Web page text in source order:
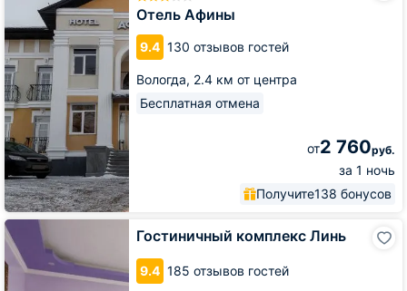
Отель Афины
9.4 130 отзывов гостей
Вологда, 2.4 км от центра
Бесплатная отмена
от2 760руб.
за 1 ночь
Получите138 бонусов
Гостиничный комплекс Линь
9.4 185 отзывов гостей
Гостиничный
комплекс
Линь